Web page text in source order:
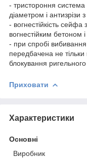
- тристороння система
діаметром і антизрізи
- вогнестійкість
вогнестійким
- при спробі
передбачена не тільки
блокування ригельного
Приховати
Характеристики
Основні
Виробник